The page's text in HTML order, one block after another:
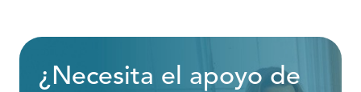
¿Necesita el apoyo de